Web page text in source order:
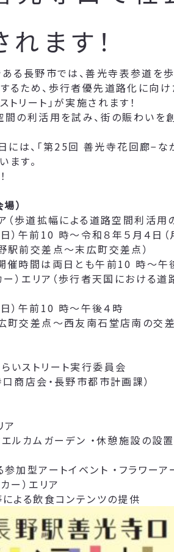
ます！
る長野市では、善光寺表参道を歩
るため、歩行者優先道路化に向け
リート」が実施されます！
間の利活用を試み、街の賑わいを
日には、「第25回 善光寺花回廊−な
ます。
）
（歩道拡幅による道路空間利活用
）午前10 時～令和８年５月４日（
駅前交差点～末広町交差点）
催時間は両日とも午前10 時～午
）エリア（歩行者天国における
）午前10 時～午後４時
町交差点～西友南石堂店南の交
いストリート実行委員会
商店会・長野市都市計画課）
カムガーデン ・休憩施設の設置
加型アートイベント ・フラワーア
ー）エリア
よる飲食コンテンツの提供